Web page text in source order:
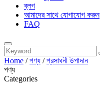
ব্লগ
আমাদের সাথে যোগাযোগ করুন
FAQ
Home /পণ্য /প্রসাধনী উপাদান
পণ্য
Categories